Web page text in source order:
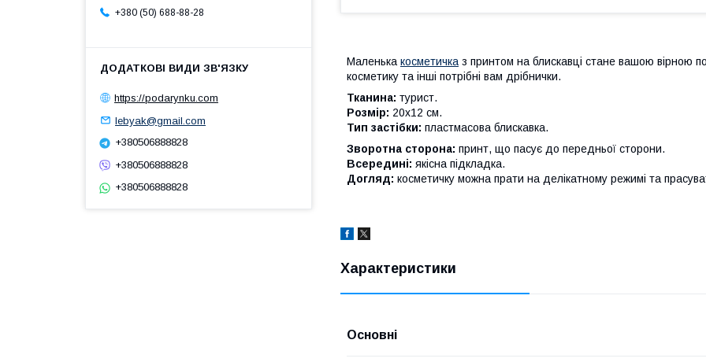
Маленька косметичка з принтом на блискавці стане вашою вірною
косметику та інші потрібні вам дрібнички.
Тканина: турист.
Розмір: 20х12 см.
Тип застібки: пластмасова блискавка.
Зворотна сторона: принт, що пасує до передньої сторони.
Всередині: якісна підкладка.
Догляд: косметичку можна прати на делікатному режимі та
Характеристики
Основні
+380 (50) 688-88-28
https://podarynku.com
lebyak@gmail.com
+380506888828
+380506888828
+380506888828